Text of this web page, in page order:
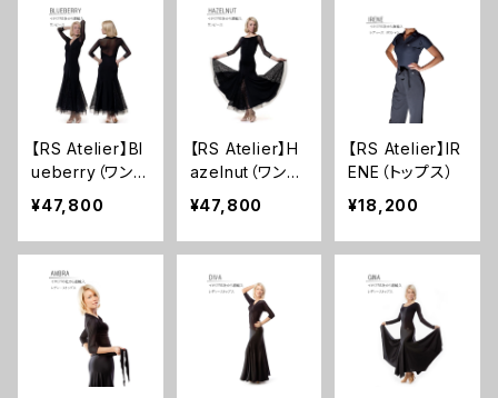
【RS Atelier】Bl
ueberry（ワンピ
ース）
¥47,800
【RS Atelier】H
azelnut（ワンピ
ース）
¥47,800
【RS Atelier】IR
ENE（トップス）
¥18,200